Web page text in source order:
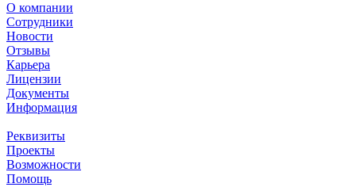
О компании
Сотрудники
Новости
Отзывы
Карьера
Лицензии
Документы
Информация
Реквизиты
Проекты
Возможности
Помощь